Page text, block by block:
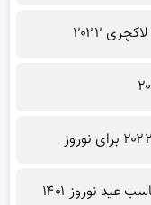
۲۰۲۲
نوروز ۱۴۰۱